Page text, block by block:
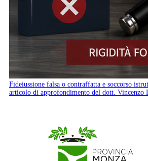
Fideiussione falsa o contraffatta e soccorso
articolo di approfondimento del dott. Vincenzo